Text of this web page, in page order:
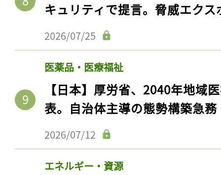
キュリティで提言。脅威エク
2026/07/25
医薬品・医療福祉
【日本】厚労省、2040年地域
表。自治体主導の態勢構築急務
2026/07/12
エネルギー・資源